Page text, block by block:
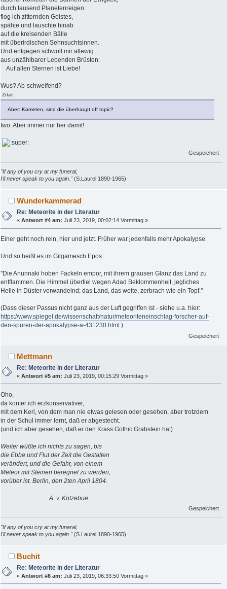
durch tausend Planetenreigen
flog ich zitternden Geistes,
spähte und lauschte hinab
auf die kreisenden Bälle
mit überirdischen Sehnsuchtsinnen.
Und entgegen schwoll mir allewig
aus unzählbarer Lebenden Brüsten:
Auf allen Sternen ist Liebe!
Wus? Ab-schweifend?
Zitat
Aber: Kometen, sind die überhaupt off topic?
Iwo. Aber immer nur her damit!
Gespeichert
"If any of you cry at my funeral,
I'll never speak to you again."(S.Laurel 1890-1965)
Wunderkammerad
Re: Meteorite in der Literatur
«Antwort #4 am: Juli 23, 2019, 00:02:14 Vormittag »
Einer geht noch rein, hier und jetzt. Früher war jedenfalls mehr Apokalypse.
Und so heißt es im Gilgamesch Epos:
"Die Anunnaki hoben Fackeln empor, mit ihrem grausen Glanz das Land zu
entflammen. Die Himmel überfiel wegen Adad Beklommenheit, jegliches
Helle in Düster verwandelnd; das Land, das weite, zerbrach wie ein Topf."
(Dass dieser Passus nicht ganz aus der Luft gegriffen ist - siehe u.a. hier:
https://www.spiegel.de/wissenschaft/natur/meteoriteneinschlag-forscher-auf-
den-spuren-der-apokalypse-a-431230.html )
Gespeichert
Mettmann
Re: Meteorite in der Literatur
«Antwort #5 am: Juli 23, 2019, 00:15:29 Vormittag »
Oho,
da konter ich erzkonservativer,
mit dem Kerl, von dem man nie etwas gelesen oder gesehen, aber trotzdem
in der Schul immer lernt, daß er abgestecht.
(und ich aber gesehen, daß er den Krass Gothic Grabstein hat).
Weiter wüßte ich nichts zu sagen, bis
die Ebbe und Flut der Zeit die Gestalten
verändert, und die Gefahr, von einem
Meteor mit Steinen beregnet zu werden,
vorüber ist. Berlin, den 2ten April 1804.
A. v. Kotzebue
Gespeichert
"If any of you cry at my funeral,
I'll never speak to you again."(S.Laurel 1890-1965)
Buchit
Re: Meteorite in der Literatur
«Antwort #6 am: Juli 23, 2019, 06:33:50 Vormittag »